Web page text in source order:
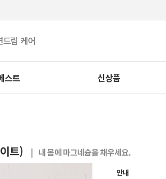
드림 케어
스트 신상품
트) | 내 몸에 마그네슘을 채우세요.
안내